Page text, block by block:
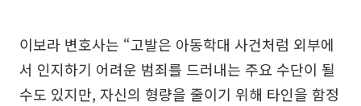
이보라 변호사는 “고발은 아동학대 사건처럼 외부에
서 인지하기 어려운 범죄를 드러내는 주요 수단이 될
수도 있지만, 자신의 형량을 줄이기 위해 타인을 함정